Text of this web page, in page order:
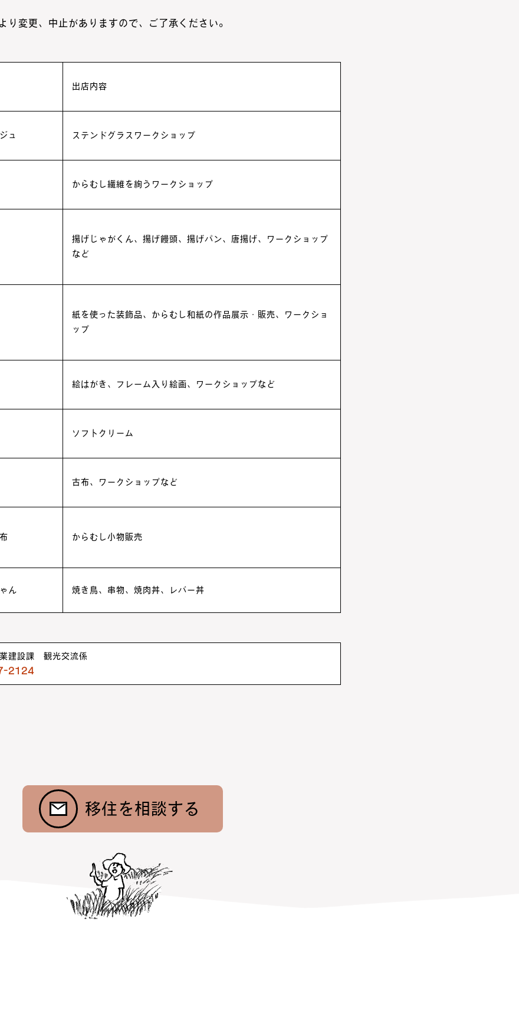
り変更、中止がありますので、ご了承ください。
出店内容
ュ ステンドグラスワークショップ
からむし繊維を絢うワークショップ
揚げじゃがくん、揚げ饅頭、揚げパン、唐揚げ、ワークショップ
など
紙を使った装飾品、からむし和紙の作品展示・販売、ワークショ
ップ
絵はがき、フレーム入り絵画、ワークショップなど
ソフトクリーム
古布、ワークショップなど
からむし小物販売
ん 焼き鳥、串物、焼肉丼、レバー丼
建設課 観光交流係
2124
移住を相談する